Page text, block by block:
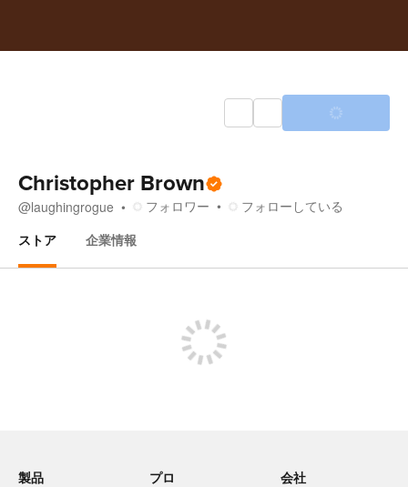
Christopher Brown
@laughingrogue フォロワー
フォローしている
ストア
企業情報
製品
プロ
会社